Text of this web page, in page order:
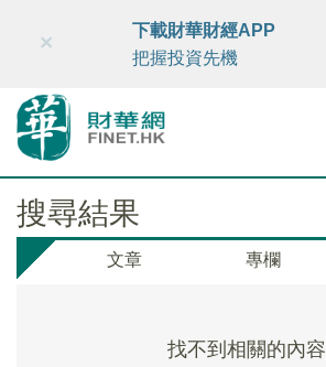
財華智庫網 FINTV FINMETA
×
下載財華財經APP
把握投資先機
搜尋結果
文章 專欄
找不到相關的內容